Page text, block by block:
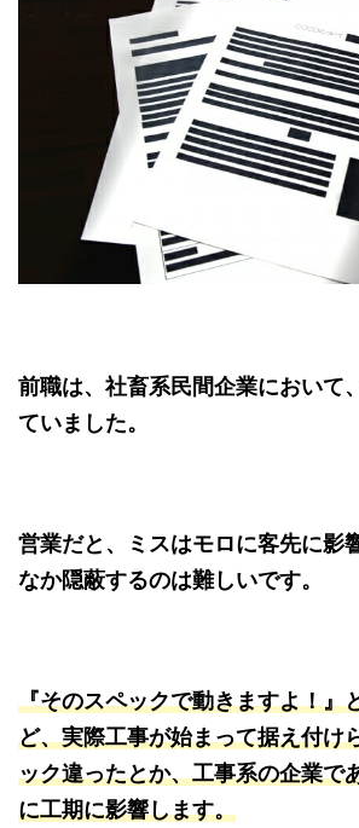
前職は、社畜系民間企業において
ていました。
営業だと、ミスはモロに客先に影
なか隠蔽するのは難しいです。
『そのスペックで動きますよ！』
ど、実際工事が始まって据え付け
ック違ったとか、工事系の企業で
に工期に影響します。